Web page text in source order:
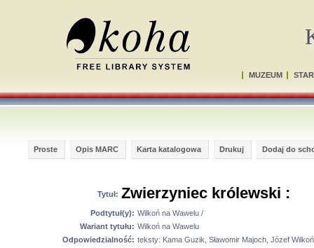
MUZEUM
Proste Opis MARC Karta katalogowa Drukuj Dodaj do
Tytuł: Zwierzyniec królewski :
Podtytuł(y): Wilkoń na Wawelu /
Wariant tytułu: Wilkoń na Wawelu
Odpowiedzialność: teksty: Kama Guzik, Sławomir Majoch, Józef